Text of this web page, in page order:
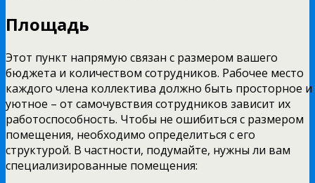
Площадь
Этот пункт напрямую связан с размером вашего
бюджета и количеством сотрудников. Рабочее место
каждого члена коллектива должно быть просторное и
уютное – от самочувствия сотрудников зависит их
работоспособность. Чтобы не ошибиться с размером
помещения, необходимо определиться с его
структурой. В частности, подумайте, нужны ли вам
специализированные помещения: